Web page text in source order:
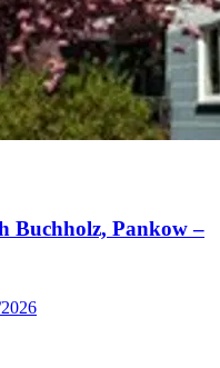
Buchholz, Pankow –